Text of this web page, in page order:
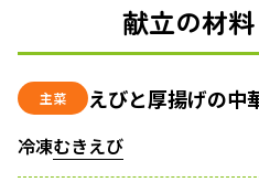
献立の材料
主菜 えびと厚揚げの中
冷凍むきえび